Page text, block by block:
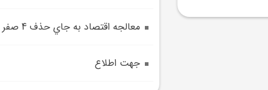
معالجه اقتصاد به جاي حذف 4 صفر
جهت اطلاع